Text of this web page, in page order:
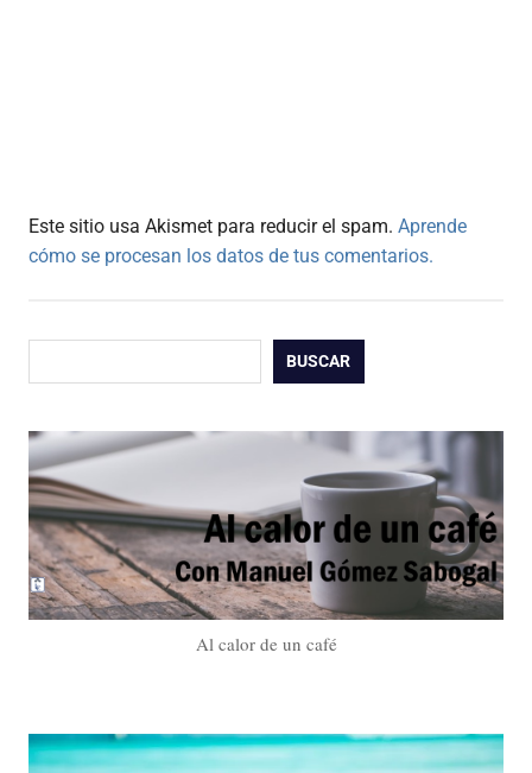
Este sitio usa Akismet para reducir el spam. Aprende
cómo se procesan los datos de tus comentarios.
BUSCAR
Al calor de un café